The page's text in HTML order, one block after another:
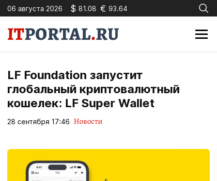
06 августа 2026 $ 81.08 € 93.64
LF Foundation запустит
глобальный криптовалютный
кошелек: LF Super Wallet
28 сентября 17:46 Новости